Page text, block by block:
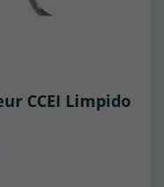
CCEI Limpido